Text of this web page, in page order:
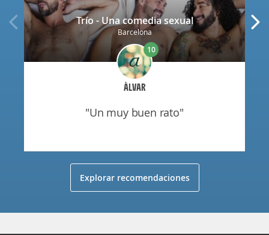
Trío - Una comedia sexual
Barcelona
ÀLVAR
10
"un muy buen rato"
Explorar recomendaciones